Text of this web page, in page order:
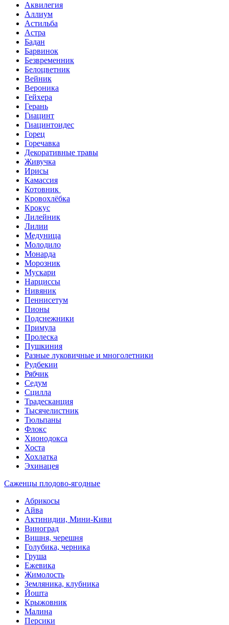
Аквилегия
Аллиум
Астильба
Астра
Бадан
Барвинок
Безвременник
Белоцветник
Вейник
Вероника
Гейхера
Герань
Гиацинт
Гиацинтоидес
Горец
Горечавка
Декоративные травы
Живучка
Ирисы
Камассия
Котовник
Кровохлёбка
Крокус
Лилейник
Лилии
Медуница
Молодило
Монарда
Морозник
Мускари
Нарциссы
Нивяник
Пеннисетум
Пионы
Подснежники
Примула
Пролеска
Пушкиния
Разные луковичные и многолетники
Рудбекии
Рябчик
Седум
Сцилла
Традесканция
Тысячелистник
Тюльпаны
Флокс
Хионодокса
Хоста
Хохлатка
Эхинацея
Саженцы плодово-ягодные
Абрикосы
Айва
Актинидии, Мини-Киви
Виноград
Вишня, черешня
Голубика, черника
Груша
Ежевика
Жимолость
Земляника, клубника
Йошта
Крыжовник
Малина
Персики